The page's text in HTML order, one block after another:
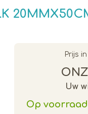
Prijs
Uw
Op voorraad